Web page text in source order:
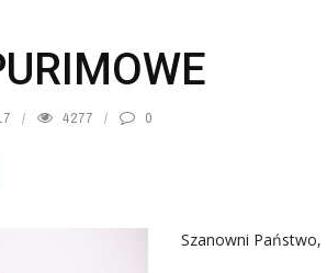
4277 0
Szanowni Państwo,